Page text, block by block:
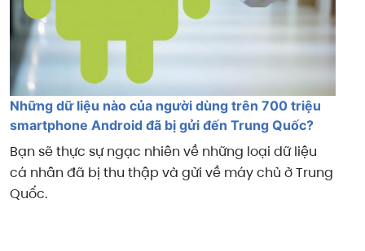
Những dữ liệu nào của người dùng trên 700 triệu
smartphone Android đã bị gửi đến Trung Quốc?
Bạn sẽ thực sự ngạc nhiên về những loại dữ liệu
cá nhân đã bị thu thập và gửi về máy chủ ở Trung
Quốc.